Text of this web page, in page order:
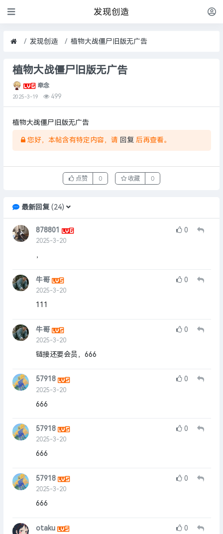
发现创造
发现创造 植物大战僵尸旧版无广告
植物大战僵尸旧版无广告
牵念
2025-3-19 499
植物大战僵尸旧版无广告
您好，本帖含有特定内容，请 回复 后再查看。
点赞 0 收藏 0
最新回复( 24)
878801
2025-3-20
0
，
牛哥
2025-3-20
0
111
牛哥
2025-3-20
0
链接还要会员，666
57918
2025-3-20
0
666
57918
2025-3-20
0
666
57918
2025-3-20
0
666
otaku 0